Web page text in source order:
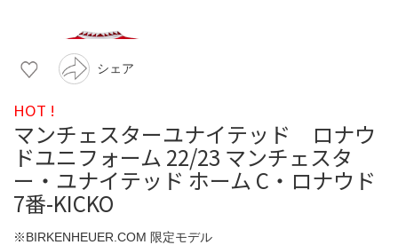
シェア
HOT !
マンチェスターユナイテッド ロナウ
ドユニフォーム 22/23 マンチェスタ
ー・ユナイテッド ホーム C・ロナウド
7番-KICKO
※BIRKENHEUER.COM 限定モデル